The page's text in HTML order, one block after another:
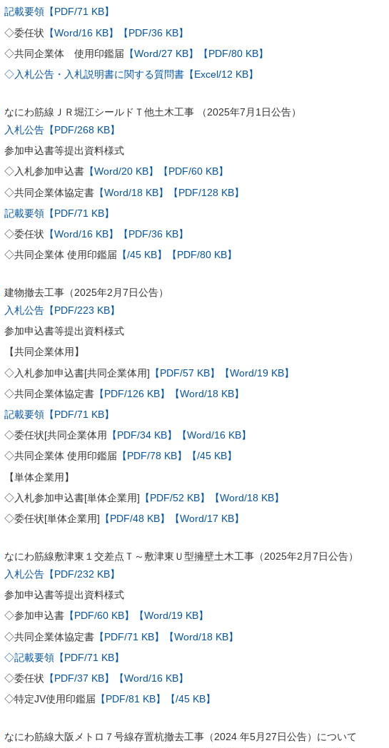
記載要領【PDF/71 KB】
◇委任状 【Word/16 KB】
【PDF/36 KB】
◇共同企業体 使用印鑑届 【Word/27 KB】
【PDF/80 KB】
◇入札公告・入札説明書に関する質問書【Excel/12 KB】
なにわ筋線ＪＲ堀江シールドＴ他土木工事 （2025年7月1日公告）
入札公告【PDF/268 KB】
参加申込書等提出資料様式
◇入札参加申込書【Word/20 KB】
【PDF/60 KB】
◇共同企業体協定書【Word/18 KB】
【PDF/128 KB】
記載要領【PDF/71 KB】
◇委任状 【Word/16 KB】
【PDF/36 KB】
◇共同企業体 使用印鑑届 【/45 KB】 【PDF/80 KB】
建物撤去工事（2025年2月7日公告）
入札公告【PDF/223 KB】
参加申込書等提出資料様式
【共同企業体用】
◇入札参加申込書[共同企業体用] 【PDF/57 KB】
【Word/19 KB】
◇共同企業体協定書【PDF/126 KB】
【Word/18 KB】
記載要領【PDF/71 KB】
◇委任状[共同企業体用
【PDF/34 KB】
【Word/16 KB】
◇共同企業体 使用印鑑届 【PDF/78 KB】
【/45 KB】
【単体企業用】
◇入札参加申込書[単体企業用] 【PDF/52 KB】
【Word/18 KB】
◇委任状[単体企業用] 【PDF/48 KB】 【Word/17 KB】
なにわ筋線敷津東１交差点Ｔ～敷津東Ｕ型擁壁土木工事（2025年2月7日公告）
入札公告【PDF/232 KB】
参加申込書等提出資料様式
◇参加申込書【PDF/60 KB】
【Word/19 KB】
◇共同企業体協定書【PDF/71 KB】
【Word/18 KB】
◇記載要領【PDF/71 KB】
◇委任状 【PDF/37 KB】
【Word/16 KB】
◇特定JV使用印鑑届 【PDF/81 KB】 【/45 KB】
なにわ筋線大阪メトロ７号線存置杭撤去工事（2024 年5月27日公告）について